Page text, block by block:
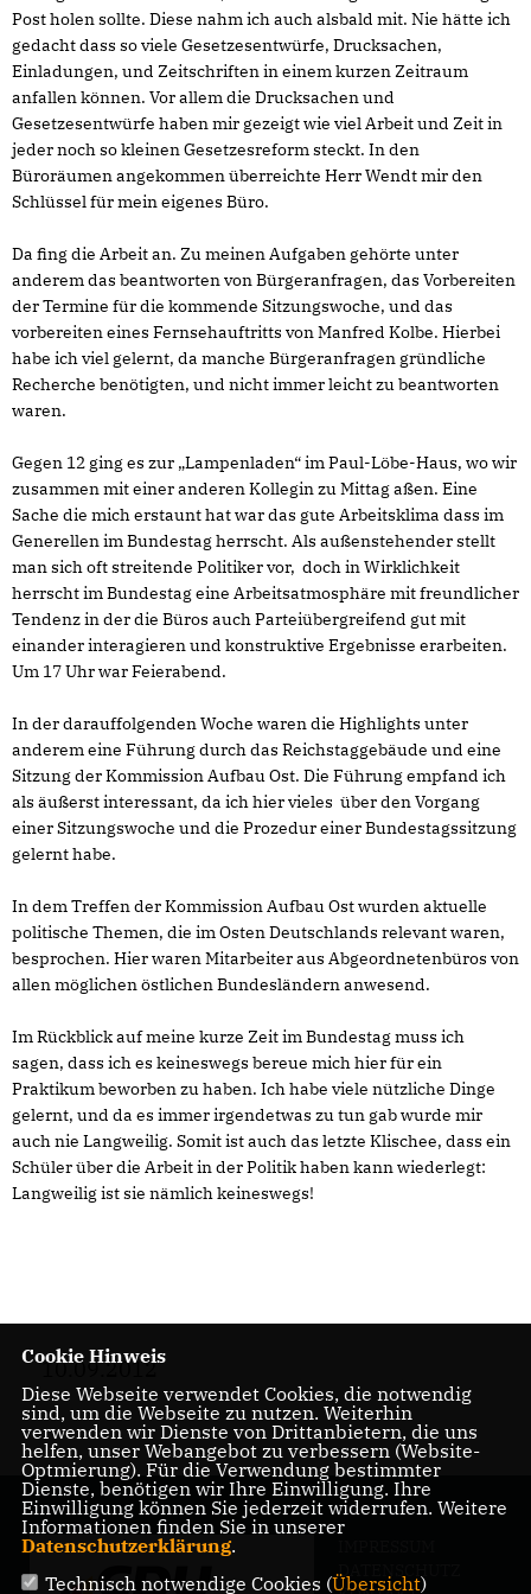
Post holen sollte. Diese nahm ich auch alsbald mit. Nie hätte ich
gedacht dass so viele Gesetzesentwürfe, Drucksachen,
Einladungen, und Zeitschriften in einem kurzen Zeitraum
anfallen können. Vor allem die Drucksachen und
Gesetzesentwürfe haben mir gezeigt wie viel Arbeit und Zeit in
jeder noch so kleinen Gesetzesreform steckt. In den
Büroräumen angekommen überreichte Herr Wendt mir den
Schlüssel für mein eigenes Büro.
Da fing die Arbeit an. Zu meinen Aufgaben gehörte unter
anderem das beantworten von Bürgeranfragen, das Vorbereiten
der Termine für die kommende Sitzungswoche, und das
vorbereiten eines Fernsehauftritts von Manfred Kolbe. Hierbei
habe ich viel gelernt, da manche Bürgeranfragen gründliche
Recherche benötigten, und nicht immer leicht zu beantworten
waren.
Gegen 12 ging es zur „Lampenladen“ im Paul-Löbe-Haus, wo wir
zusammen mit einer anderen Kollegin zu Mittag aßen. Eine
Sache die mich erstaunt hat war das gute Arbeitsklima dass im
Generellen im Bundestag herrscht. Als außenstehender stellt
man sich oft streitende Politiker vor, doch in Wirklichkeit
herrscht im Bundestag eine Arbeitsatmosphäre mit freundlicher
Tendenz in der die Büros auch Parteiübergreifend gut mit
einander interagieren und konstruktive Ergebnisse erarbeiten.
Um 17 Uhr war Feierabend.
In der darauffolgenden Woche waren die Highlights unter
anderem eine Führung durch das Reichstaggebäude und eine
Sitzung der Kommission Aufbau Ost. Die Führung empfand ich
als äußerst interessant, da ich hier vieles über den Vorgang
einer Sitzungswoche und die Prozedur einer Bundestagssitzung
gelernt habe.
In dem Treffen der Kommission Aufbau Ost wurden aktuelle
politische Themen, die im Osten Deutschlands relevant waren,
besprochen. Hier waren Mitarbeiter aus Abgeordnetenbüros von
allen möglichen östlichen Bundesländern anwesend.
Im Rückblick auf meine kurze Zeit im Bundestag muss ich
sagen, dass ich es keineswegs bereue mich hier für ein
Praktikum beworben zu haben. Ich habe viele nützliche Dinge
gelernt, und da es immer irgendetwas zu tun gab wurde mir
auch nie Langweilig. Somit ist auch das letzte Klischee, dass ein
Schüler über die Arbeit in der Politik haben kann wiederlegt:
Langweilig ist sie nämlich keineswegs!
10.09.2012
DATENSCHUTZ
Cookie Hinweis
Diese Webseite verwendet Cookies, die notwendig
sind, um die Webseite zu nutzen. Weiterhin
verwenden wir Dienste von Drittanbietern, die uns
helfen, unser Webangebot zu verbessern (Website-
Optmierung). Für die Verwendung bestimmter
Dienste, benötigen wir Ihre Einwilligung. Ihre
Einwilligung können Sie jederzeit widerrufen. Weitere
Informationen finden Sie in unserer
Datenschutzerklärung.
Technisch notwendige Cookies (Übersicht)